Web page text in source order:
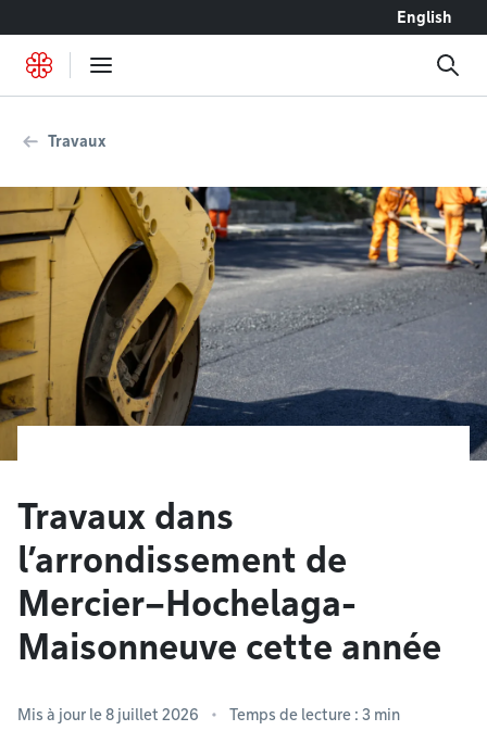
English
Travaux
Travaux dans
l’arrondissement de
Mercier–Hochelaga-
Maisonneuve cette année
Mis à jour le 8 juillet 2026 Temps de lecture : 3 min